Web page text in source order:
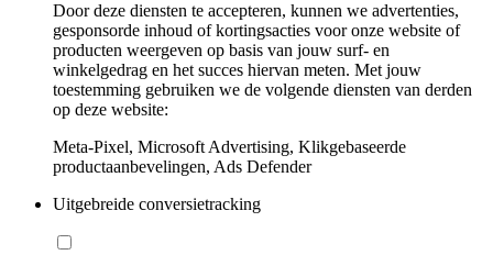
Door deze diensten te accepteren, kunnen we advertenties,
gesponsorde inhoud of kortingsacties voor onze website of
producten weergeven op basis van jouw surf- en
winkelgedrag en het succes hiervan meten. Met jouw
toestemming gebruiken we de volgende diensten van derden
op deze website:
Meta-Pixel, Microsoft Advertising, Klikgebaseerde
productaanbevelingen, Ads Defender
Uitgebreide conversietracking